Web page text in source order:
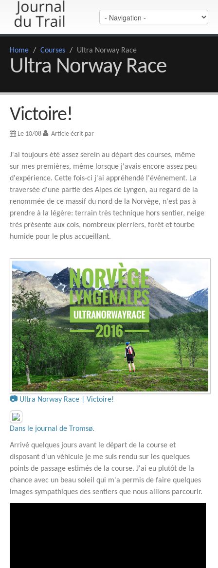
Home / Courses / Ultra Norway Race
Ultra Norway Race
Victoire!
Le 10/08 Article écrit par
J'ai toujours été assez serein au départ des courses, même
sur mes premières, même lorsque j'avais encore assez peu
d'expérience. Cette fois-ci j'ai appréhendé l'événement. La
traversée d'une partie des Alpes de Lyngen, au regard de la
renommée de ce massif du nord de la Norvège, n'est pas à
prendre à la légère: terrain très technique hors sentier, neige
très présente aux cols, nombreux pierriers, forêt et tourbe
humide pour le plus accueillant.
📷 Ultra Norway Race | Victoire!
Dans le journal de Tromsø.
Arrivé quelques jours avant le départ de la course et
disposant d'un véhicule je me suis rendu sur les quelques
points de passage estimés de la course. J'ai eu plutôt de la
chance avec un beau soleil qui m'a permis de faire quelques
images sympathiques des sentiers que nous allions parcourir.